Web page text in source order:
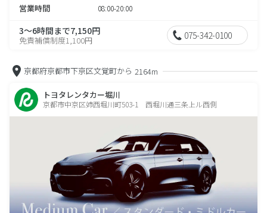
営業時間 08:00-20:00
3～6時間まで7,150円
免責補償制度1,100円 075-342-0100
京都府京都市下京区文覚町から 2164m
トヨタレンタカー堀川
京都市中京区姉西堀川町503-1 西堀川通三条上ル西側